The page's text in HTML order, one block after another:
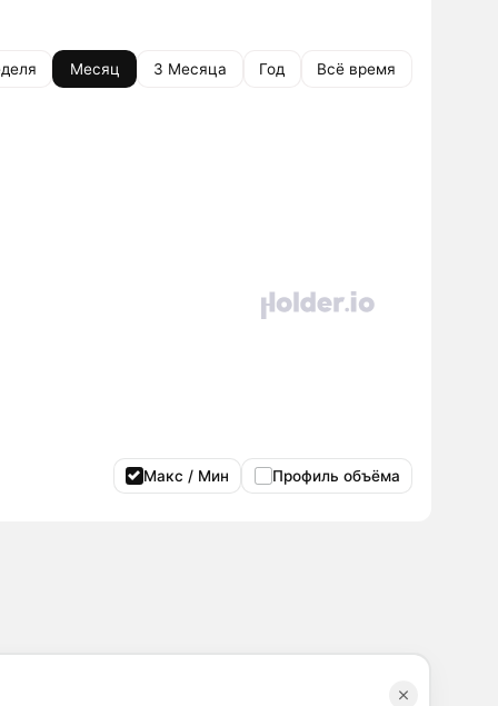
Месяц 3 Месяца Год Всё время
Макс / Мин Профиль объёма